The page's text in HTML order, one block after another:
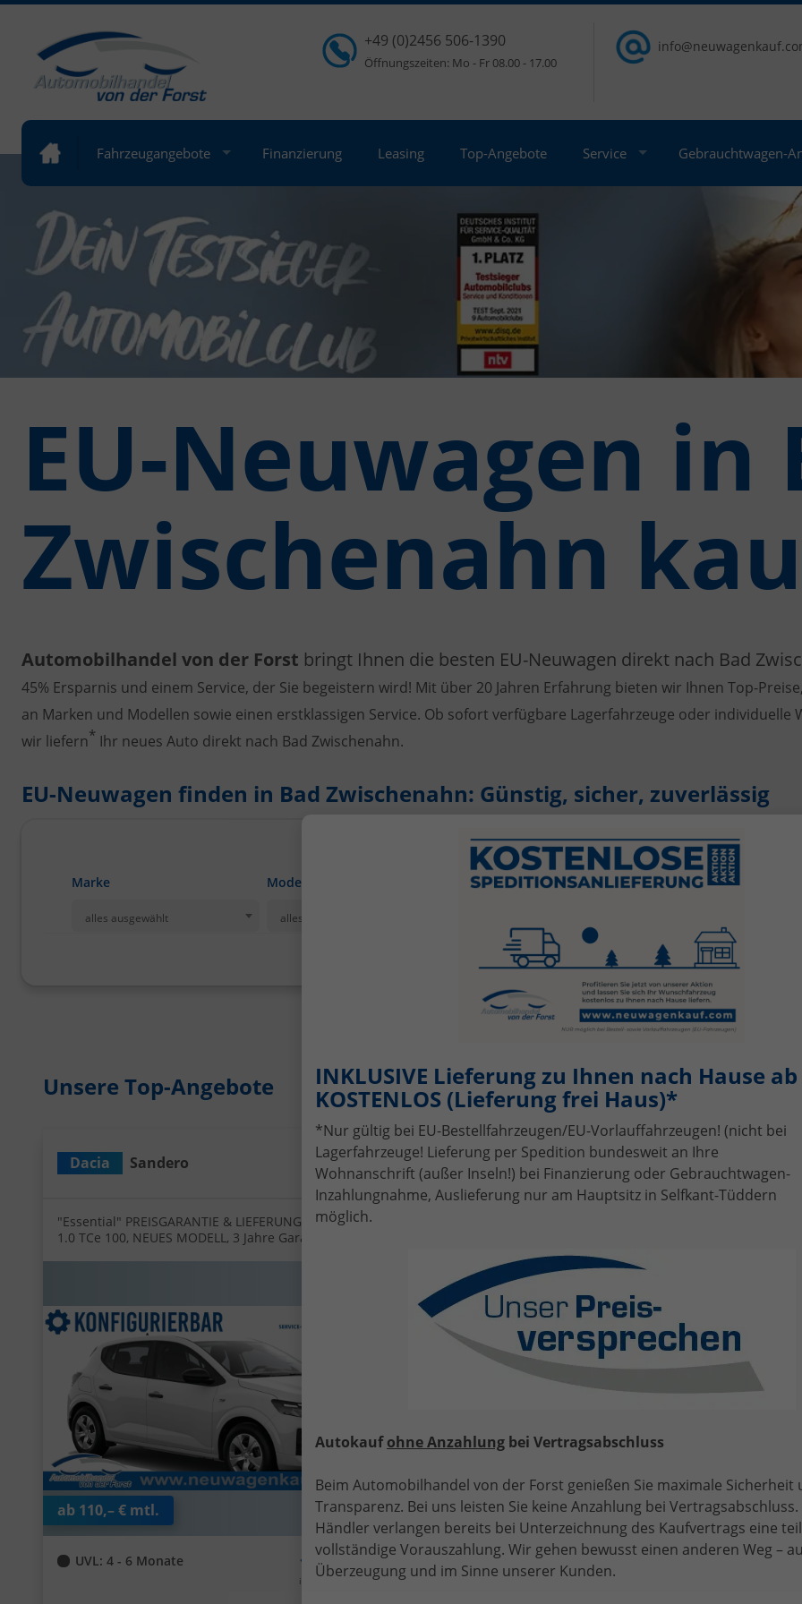
+49 (0)2456 506-1390
Öffnungszeiten: Mo - Fr 08.00 - 17.00
Fahrzeugangebote Finanzierung Leasing Top-Angebote Service Gebrauchtwagen-
EU-Neuwagen in
Zwischenahn
Automobilhandel von der Forst bringt Ihnen die besten EU-Neuwagen direkt nach Bad
45% Ersparnis und einem Service, der Sie begeistern wird! Mit über 20 Jahren Erfahrung bieten wir Ihnen Top-
an Marken und Modellen sowie einen erstklassigen Service. Ob sofort verfügbare Lagerfahrzeuge oder individuelle
wir liefern* Ihr neues Auto direkt nach Bad Zwischenahn.
EU-Neuwagen finden in Bad Zwischenahn: Günstig, sicher, zuverlässig
Marke
alles ausgewählt
Modell
alles ausgewählt
Verfügbarkeit, Art Kraftstoffart
Unsere Top-Angebote
Dacia Sandero Wir rufen Sie an!
PDF-Datei, Fahrzeugexposé drucken
Angebot drucken
"Essential" PREISGARANTIE & LIEFERUNG KOSTENLOS!
1.0 TCe 100, NEUES MODELL, 3 Jahre Garantie,
Fahrersitz höhenverstellbar
UVL: 4 - 6 Monate 14.205,– €
incl. 19% MwSt.
ab 110,– € mtl.
Skoda Fabia Wir rufen Sie an!
PDF-Datei,
KOSTENLOS! 1.0 MPI 80PS, LED-Scheinwerfer, M-
Lederlenkrad, Nebelscheinwerfer, Parksensoren hinten,
Sitzheizung, Tempomat, Klimaanlage, Infotainment 8",
Fußmatten, 4fach elektr. Fensterheber
UVL: 3,5 - 5 Monate 15.325,– €
ab 119,– € mtl.
INKLUSIVE Lieferung zu Ihnen nach Hause
KOSTENLOS (Lieferung frei Haus)*
*Nur gültig bei EU-Bestellfahrzeugen/EU-Vorlauffahrzeugen! (nicht bei
Lagerfahrzeuge! Lieferung per Spedition bundesweit an Ihre
Wohnanschrift (außer Inseln!) bei Finanzierung oder Gebrauchtwagen-
Inzahlungnahme, Auslieferung nur am Hauptsitz in Selfkant-Tüddern
möglich.
Autokaufohne Anzahlung bei Vertragsabschluss
Beim Automobilhandel von der Forst genießen Sie maximale Sicherheit
Transparenz. Bei uns leisten Sie keine Anzahlung bei Vertragsabschluss.
Händler verlangen bereits bei Unterzeichnung des Kaufvertrags eine
vollständige Vorauszahlung. Wir gehen bewusst einen anderen Weg –
Überzeugung und im Sinne unserer Kunden.